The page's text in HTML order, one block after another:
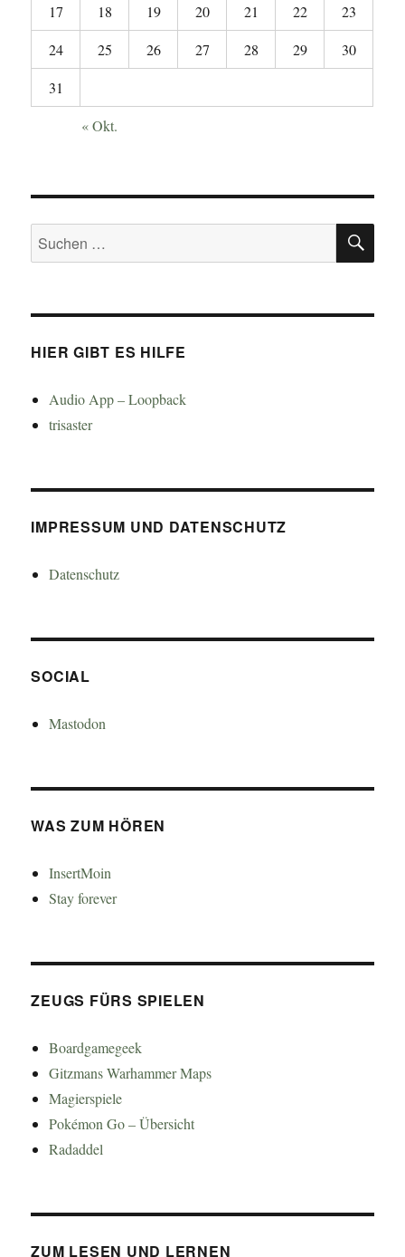
17
18 19 20 21 22
23
24
25 26 27 28 29
30
31
« Okt.
Suchen
nach:
HIER GIBT ES HILFE
Audio App – Loopback
trisaster
IMPRESSUM UND DATENSCHUTZ
Datenschutz
SOCIAL
Mastodon
WAS ZUM HÖREN
InsertMoin
Stay forever
ZEUGS FÜRS SPIELEN
Boardgamegeek
Gitzmans Warhammer Maps
Magierspiele
Pokémon Go – Übersicht
Radaddel
ZUM LESEN UND LERNEN